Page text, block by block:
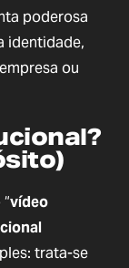
poderosa
identidade,
ou
vídeo
trata-se